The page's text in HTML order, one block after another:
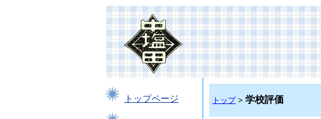
トップページ トップ> 学校評価